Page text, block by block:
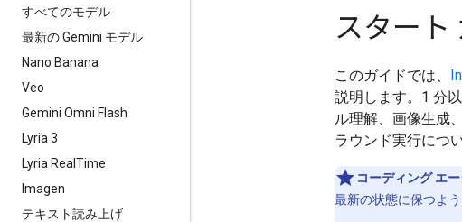
すべてのモデル
最新の Gemini モデル
Nano Banana
Veo
Gemini Omni Flash
Lyria 3
Lyria Real Time
Imagen
テキスト読み上げ
スタート
このガイドでは、
説明します。1 分
ル理解、画像生成
ラウンド実行につ
コーディング エ
最新の状態に保つよ